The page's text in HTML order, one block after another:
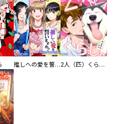
推しへの愛を誓いますか？～アラサー女子、推しは逃げぬが人生逃げる～ 2人（匹）くらし。